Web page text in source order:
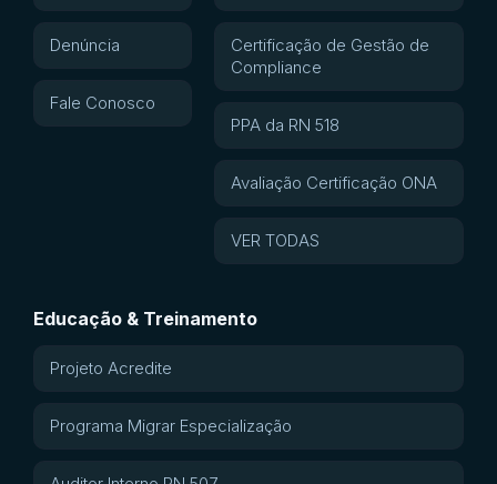
Denúncia
Fale Conosco
Certificação de Gestão de
Compliance
PPA da RN 518
Avaliação Certificação ONA
VER TODAS
Educação & Treinamento
Projeto Acredite
Programa Migrar Especialização